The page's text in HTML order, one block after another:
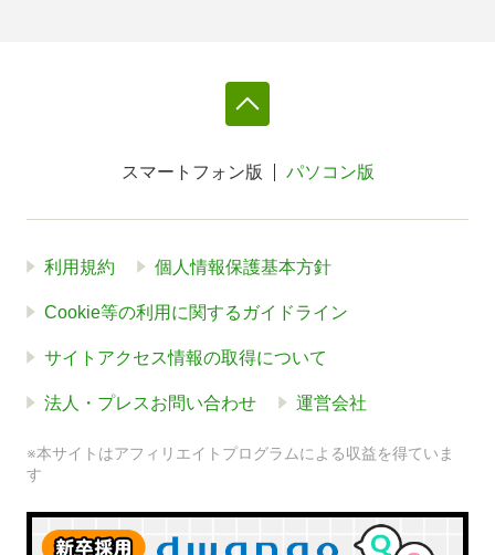
スマートフォン版 パソコン版
利用規約 個人情報保護基本方針
Cookie等の利用に関するガイドライン
サイトアクセス情報の取得について
法人・プレスお問い合わせ 運営会社
※本サイトはアフィリエイトプログラムによる収益を得ていま
す